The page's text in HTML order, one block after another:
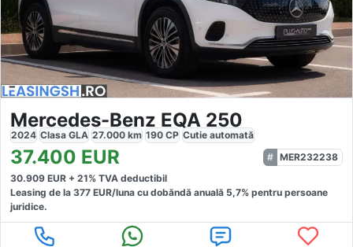
Mercedes-Benz EQA 250
2024 Clasa GLA 27.000 km 190 CP Cutie automată
37.400 EUR
MER232238
30.909 EUR + 21% TVA deductibil
Leasing de la 377 EUR/luna cu dobăndă anuală 5,7% pentru persoane
juridice.